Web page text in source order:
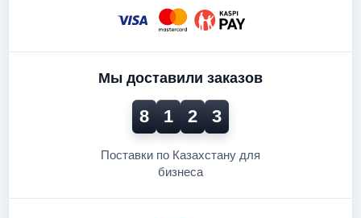
Мы доставили заказов
8 1 2 3
Поставки по Казахстану для
бизнеса